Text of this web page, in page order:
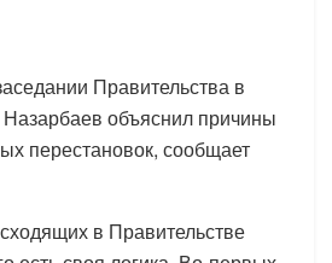
Правительства в
объяснил причины
перестановок, сообщает
в Правительстве